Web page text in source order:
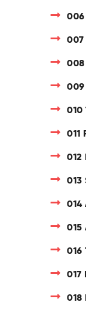
010
012
016
017